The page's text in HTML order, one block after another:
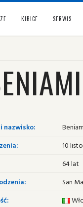
KIBICE SERWIS
i nazwisko:
10
64 lat
San